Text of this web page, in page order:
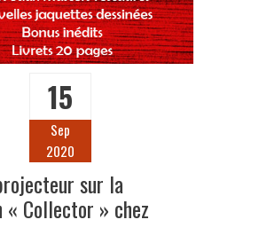
15
Sep
2020
sur la
Collector » chez